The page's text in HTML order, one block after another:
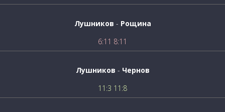
Лушников - Рощина
6:11 8:11
Лушников - Чернов
11:3 11:8